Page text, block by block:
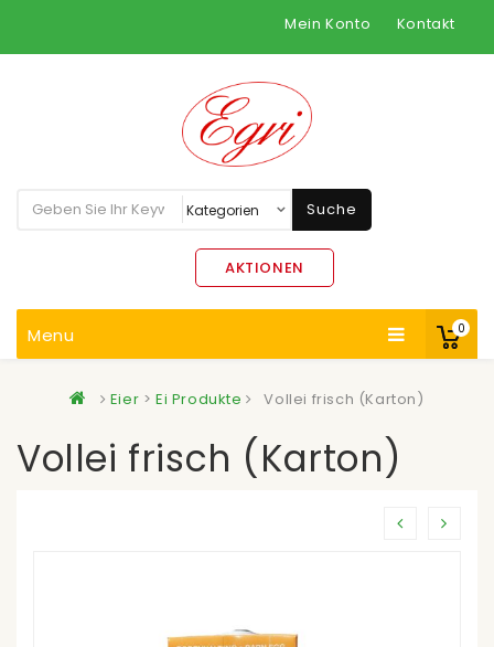
Mein Konto Kontakt
0
Suche
AKTIONEN
Menu
Eier > Ei Produkte Vollei frisch (Karton)
Vollei frisch (Karton)